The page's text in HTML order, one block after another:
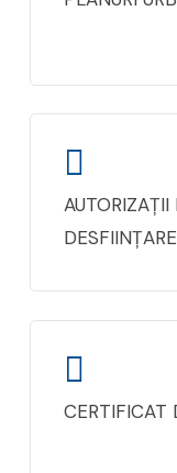
DESFIINȚARE
CERTIFICAT